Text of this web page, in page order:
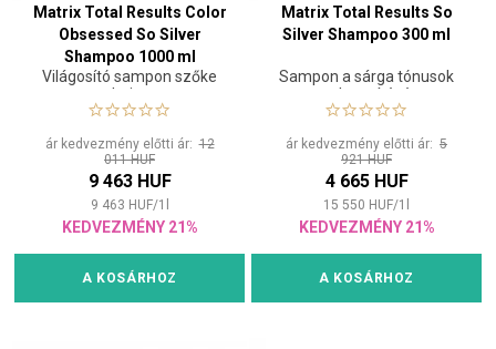
Matrix Total Results Color
Obsessed So Silver
Shampoo 1000 ml
Világosító sampon szőke
hajra
ár kedvezmény előtti ár:12
011 HUF
9 463 HUF
9 463 HUF/1
KEDVEZMÉNY 21%
A KOSÁRHOZ
Matrix Total Results So
Silver Shampoo 300 ml
Sampon a sárga tónusok
semlegesítésére
ár kedvezmény előtti ár: 5
921 HUF
4 665 HUF
15 550 HUF/1
KEDVEZMÉNY 21%
A KOSÁRHOZ